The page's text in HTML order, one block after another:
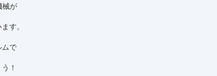
械が
す。
ムで
！